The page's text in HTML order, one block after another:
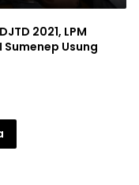
2021, LPM
Sumenep Usung